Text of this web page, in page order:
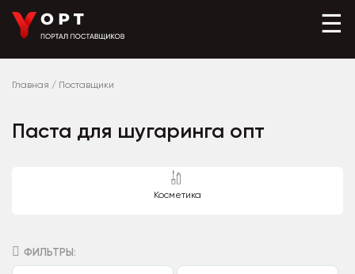
☰
Главная / Поставщики
Паста для шугаринга опт
Косметика
ФИЛЬТРЫ: